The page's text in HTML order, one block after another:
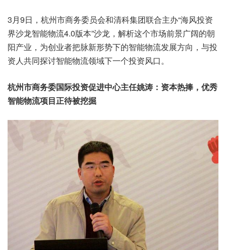
3月9日，杭州市商务委员会和清科集团联合主办“海风投资
界沙龙智能物流4.0版本”沙龙，解析这个市场前景广阔的朝
阳产业，为创业者把脉新形势下的智能物流发展方向，与投
资人共同探讨智能物流领域下一个投资风口。
杭州市商务委国际投资促进中心主任姚涛：资本热捧，优秀
智能物流项目正待被挖掘